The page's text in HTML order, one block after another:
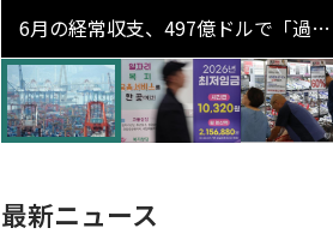
6月の経常収支、497億ドルで「過去
最大」…輸出が初の1000億ドル突破
最新ニュース